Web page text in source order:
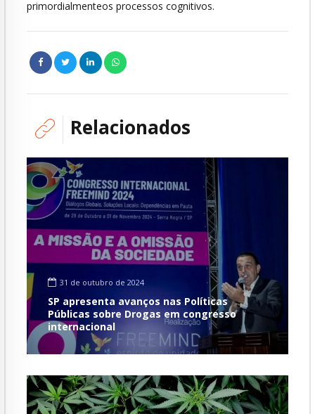
primordialmenteos processos cognitivos.
Relacionados
31 de outubro de 2024
SP apresenta avanços nas Políticas
Públicas sobre Drogas em congresso
internacional